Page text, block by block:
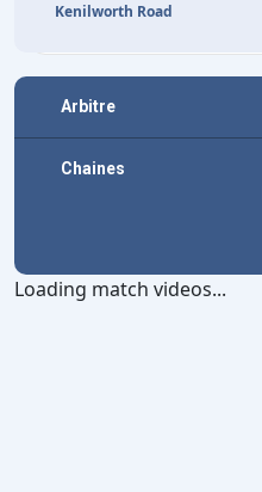
Kenilworth Road
Arbitre
Chaines
Loading match videos...